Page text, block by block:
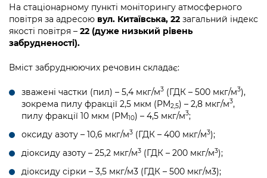
На стаціонарному пункті моніторингу атмосферного
повітря за адресою вул. Китаївська, 22 загальний індекс
якості повітря – 22 (дуже низький рівень
забрудненості).
Вміст забруднюючих речовин складає:
зважені частки (пил) – 5,4 мкг/м3 (ГДК – 500 мкг/м3),
зокрема пилу фракції 2,5 мкм (PM2,5) – 2,8 мкг/м3,
пилу фракції 10 мкм (PM10) – 4,5 мкг/м3;
оксиду азоту – 10,6 мкг/м3 (ГДК – 400 мкг/м3);
діоксиду азоту – 25,2 мкг/м3 (ГДК – 200 мкг/м3);
діоксиду сірки – 3,5 мкг/м3 (ГДК – 500 мкг/м3);